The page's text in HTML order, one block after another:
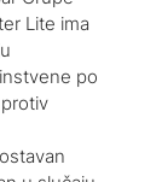
Lite ima
po